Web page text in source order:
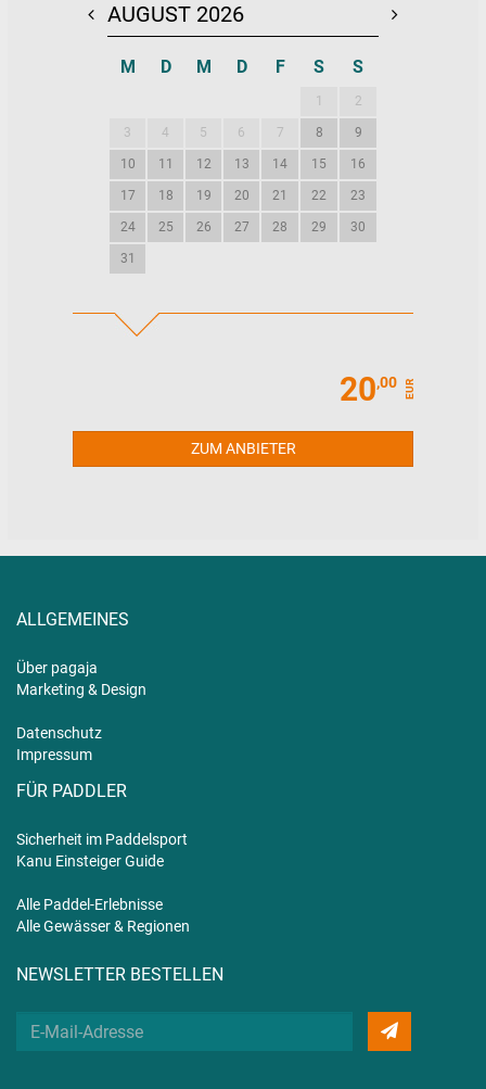
AUGUST 2026
M D M D F S S
1 2
3 4 5 6 7 8 9
10 11 12 13 14 15 16
17 18 19 20 21 22 23
24 25 26 27 28 29 30
31
20,00 EUR
ZUM ANBIETER
ALLGEMEINES
Über pagaja
Marketing & Design
Datenschutz
Impressum
FÜR PADDLER
Sicherheit im Paddelsport
Kanu Einsteiger Guide
Alle Paddel-Erlebnisse
Alle Gewässer & Regionen
NEWSLETTER BESTELLEN
Deine